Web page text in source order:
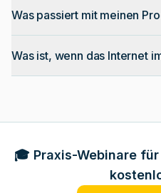
Was passiert mit meinen
Was ist, wenn das Internet
🎓 Praxis-Webinare